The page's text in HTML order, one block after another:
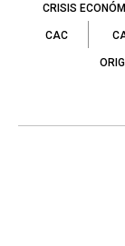
CRISIS
CAC